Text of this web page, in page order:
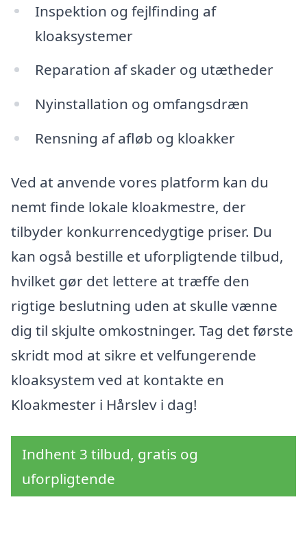
Inspektion og fejlfinding af
kloaksystemer
Reparation af skader og utætheder
Nyinstallation og omfangsdræn
Rensning af afløb og kloakker
Ved at anvende vores platform kan du
nemt finde lokale kloakmestre, der
tilbyder konkurrencedygtige priser. Du
kan også bestille et uforpligtende tilbud,
hvilket gør det lettere at træffe den
rigtige beslutning uden at skulle vænne
dig til skjulte omkostninger. Tag det første
skridt mod at sikre et velfungerende
kloaksystem ved at kontakte en
Kloakmester i Hårslev i dag!
Indhent 3 tilbud, gratis og
uforpligtende